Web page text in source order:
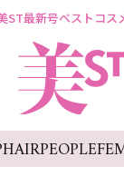
ST最新号ベストコス
HAIRPEOPLE